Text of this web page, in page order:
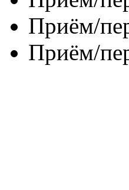
Приём/
Приём/